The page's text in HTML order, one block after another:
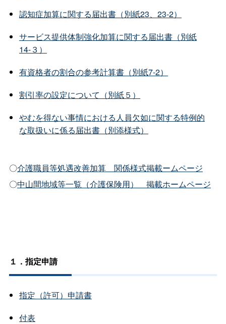
認知症加算に関する届出書（別紙23、23-2）
サービス提供体制強化加算に関する届出書（別紙
14-３）
有資格者の割合の参考計算書（別紙7-2）
割引率の設定について（別紙５）
やむを得ない事情における人員欠如に関する特例的
な取扱いに係る届出書（別添様式）
〇介護職員等処遇改善加算＿関係様式掲載ームページ
〇中山間地域等一覧（介護保険用）＿掲載ホームページ
１．指定申請
指定（許可）申請書
付表